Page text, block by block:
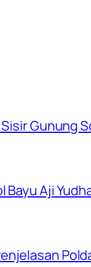
Gunung
Aji